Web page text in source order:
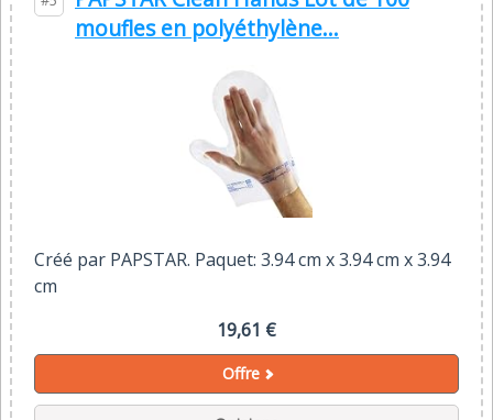
moufles en polyéthylène...
Créé par PAPSTAR. Paquet: 3.94 cm x 3.94 cm x 3.94
cm
19,61 €
Offre